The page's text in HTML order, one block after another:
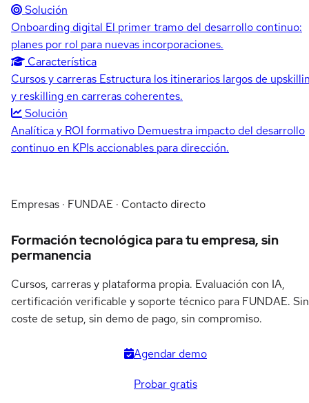
Solución
Onboarding digital El primer tramo del desarrollo continuo:
planes por rol para nuevas incorporaciones.
Característica
Cursos y carreras Estructura los itinerarios largos de
y reskilling en carreras coherentes.
Solución
Analítica y ROI formativo Demuestra impacto del desarrollo
continuo en KPIs accionables para dirección.
Empresas · FUNDAE · Contacto directo
Formación tecnológica para tu empresa, sin
permanencia
Cursos, carreras y plataforma propia. Evaluación con IA,
certificación verificable y soporte técnico para FUNDAE. Sin
coste de setup, sin demo de pago, sin compromiso.
Agendar demo
Probar gratis